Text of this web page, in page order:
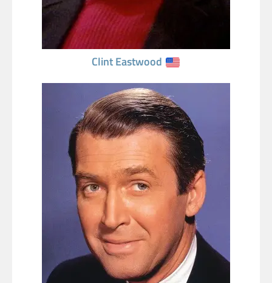
Clint Eastwood